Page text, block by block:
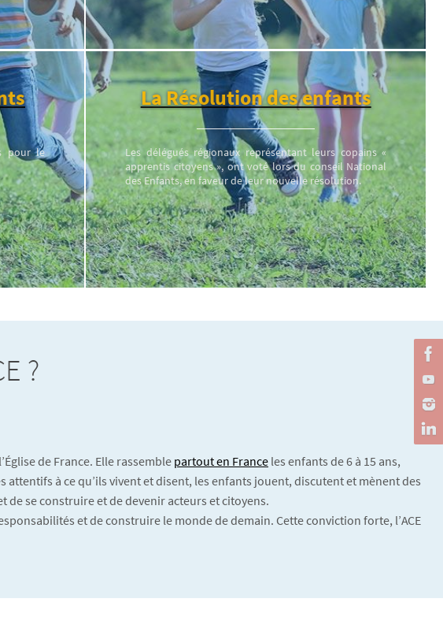
pour le
La Résolution des enfants
Les délégués régionaux représentant leurs copains «
apprentis citoyens », ont voté lors du conseil National
des Enfants, en faveur de leur nouvelle résolution.
?
de France. Elle rassemble partout en France les enfants de 6 à 15 ans,
à ce qu’ils vivent et disent, les enfants jouent, discutent et mènent des
de se construire et de devenir acteurs et citoyens.
et de construire le monde de demain. Cette conviction forte, l’ACE